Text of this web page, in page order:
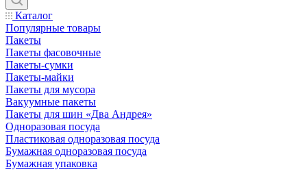
Каталог
Популярные товары
Пакеты
Пакеты фасовочные
Пакеты-сумки
Пакеты-майки
Пакеты для мусора
Вакуумные пакеты
Пакеты для шин «Два Андрея»
Одноразовая посуда
Пластиковая одноразовая посуда
Бумажная одноразовая посуда
Бумажная упаковка